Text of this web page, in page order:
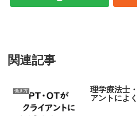
関連記事
働き方
理学療法士
アントによ